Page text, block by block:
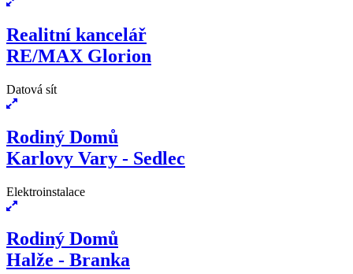
Realitní kancelář
RE/MAX Glorion
Datová sít
Rodiný Domů
Karlovy Vary - Sedlec
Elektroinstalace
Rodiný Domů
Halže - Branka